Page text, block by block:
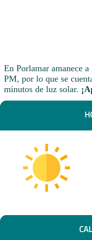
En Porlamar amanece
PM, por lo que se
minutos de luz solar.